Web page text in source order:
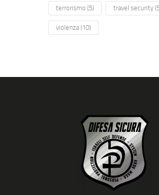
terrorismo (5) travel security
violenza(10)